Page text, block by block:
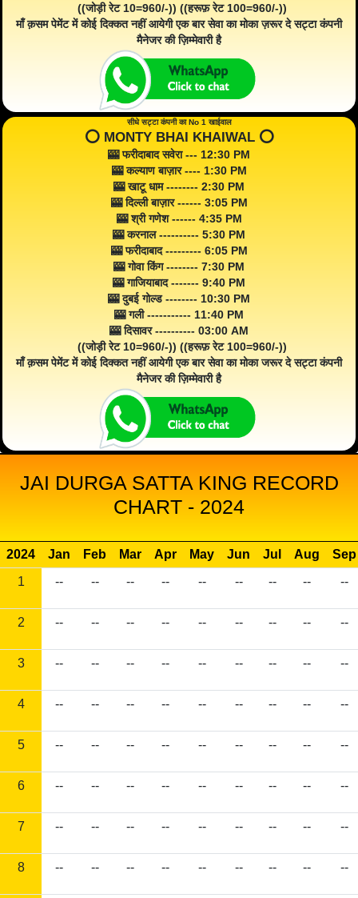
((जोड़ी रेट 10=960/-)) ((हरूफ़ रेट 100=960/-))
माँ क़सम पेमेंट में कोई दिक्कत नहीं आयेगी एक बार सेवा का मोका ज़रूर दे सट्टा कंपनी
मैनेजर की ज़िम्मेवारी है
सीधे सट्टा कंपनी का No 1 खाईवाल
⭕️ MONTY BHAI KHAIWAL ⭕️
🎰 फरीदाबाद सवेरा --- 12:30 PM
🎰 कल्याण बाज़ार ---- 1:30 PM
🎰 खाटू धाम -------- 2:30 PM
🎰 दिल्ली बाज़ार ------ 3:05 PM
🎰 श्री गणेश ------ 4:35 PM
🎰 करनाल ---------- 5:30 PM
🎰 फरीदाबाद --------- 6:05 PM
🎰 गोवा किंग -------- 7:30 PM
🎰 गाजियाबाद ------- 9:40 PM
🎰 दुबई गोल्ड -------- 10:30 PM
🎰 गली ----------- 11:40 PM
🎰 दिसावर ---------- 03:00 AM
((जोड़ी रेट 10=960/-)) ((हरूफ़ रेट 100=960/-))
माँ क़सम पेमेंट में कोई दिक्कत नहीं आयेगी एक बार सेवा का मोका जरूर दे सट्टा कंपनी
मैनेजर की ज़िम्मेवारी है
JAI DURGA SATTA KING RECORD
CHART - 2024
2024 Jan Feb Mar Apr May Jun Jul Aug
Sep
1
-- -- -- -- -- -- -- -- --
2 -- -- -- -- -- -- -- -- --
3 -- -- -- -- -- -- -- -- --
4 -- -- -- -- -- -- -- -- --
5 -- -- -- -- -- -- -- -- --
6 -- -- -- -- -- -- -- -- --
7 -- -- -- -- -- -- -- -- --
8 -- -- -- -- -- -- -- -- --